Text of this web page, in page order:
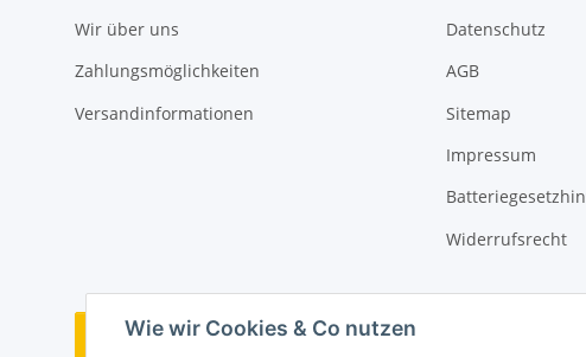
Wie wir Cookies & Co nutzen
Wir über uns
Zahlungsmöglichkeiten
Versandinformationen
Datenschutz
AGB
Sitemap
Impressum
Widerrufsrecht
Bestellung widerrufen